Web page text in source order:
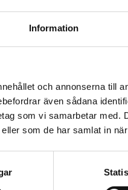
Information
och annonserna till
även sådana
som vi samarbetar med.
som de har samlat in